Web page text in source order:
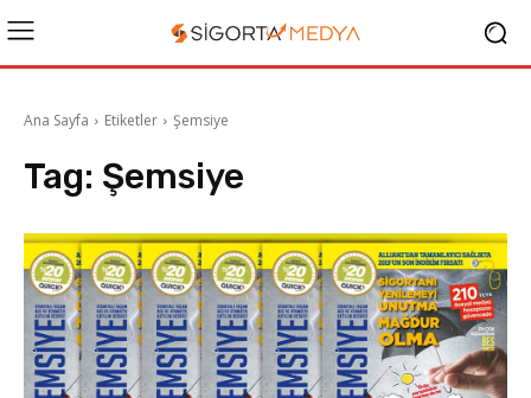
Ana Sayfa Etiketler Şemsiye
Tag: Şemsiye